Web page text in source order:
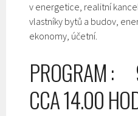
v energetice, realitní
vlastníky bytů a budov,
ekonomy, účetní.
PROGRAM :
CCA 14.00